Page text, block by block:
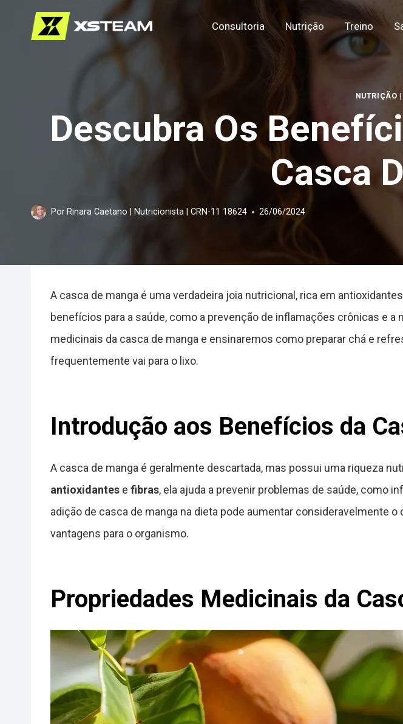
Consultoria Nutrição Treino
NUTRIÇÃO |
Descubra Os
Casca
Por Rinara Caetano | Nutricionista | CRN-11 18624 26/06/2024
A casca de manga é uma verdadeira joia nutricional, rica em
benefícios para a saúde, como a prevenção de inflamações crônicas e
medicinais da casca de manga e ensinaremos como preparar chá e
frequentemente vai para o lixo.
Introdução aos Benefícios da
A casca de manga é geralmente descartada, mas possui uma riqueza
antioxidantes e fibras, ela ajuda a prevenir problemas de saúde, como
adição de casca de manga na dieta pode aumentar consideravelmente
vantagens para o organismo.
Propriedades Medicinais da